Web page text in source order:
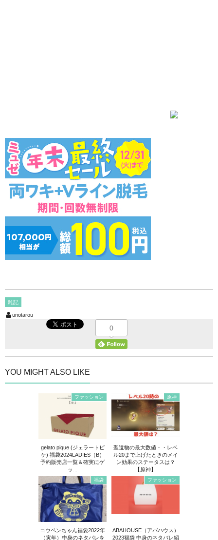
雑記
unotarou
0
YOU MIGHT ALSO LIKE
ファッション
gelato pique (ジェラートピ
ケ) 福袋2024LADIES（B）
予約販売店一覧＆確実にゲ
ッ...
原神
聖遺物の最大数値・・レベ
ル20まで上げたときのメイ
ン効果のステータスは？
【原神】
福袋
コウペンちゃん福袋2022年
（寅年）中身のネタバレを
ファッション
ABAHOUSE（アバハウス）
2023福袋 中身のネタバレ紹